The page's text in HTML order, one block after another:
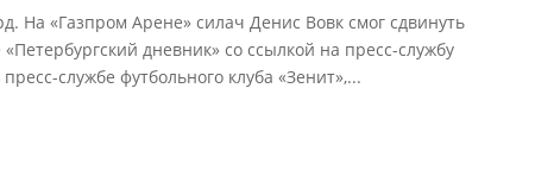
На «Газпром Арене» силач Денис Вовк смог сдвинуть
дневник» со ссылкой на пресс-службу
службе футбольного клуба «Зенит»,...